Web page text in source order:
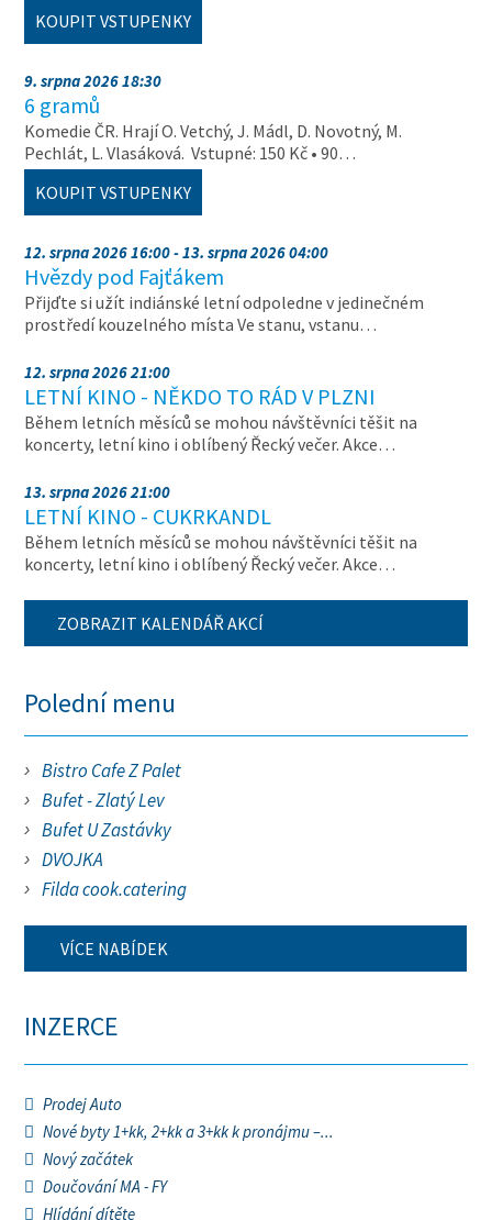
KOUPIT VSTUPENKY
9. srpna 2026 18:30
6 gramů
Komedie ČR. Hrají O. Vetchý, J. Mádl, D. Novotný, M.
Pechlát, L. Vlasáková. Vstupné: 150 Kč • 90…
KOUPIT VSTUPENKY
12. srpna 2026 16:00 - 13. srpna 2026 04:00
Hvězdy pod Fajťákem
Přijďte si užít indiánské letní odpoledne v jedinečném
prostředí kouzelného místa Ve stanu, vstanu…
12. srpna 2026 21:00
LETNÍ KINO - NĚKDO TO RÁD V PLZNI
Během letních měsíců se mohou návštěvníci těšit na
koncerty, letní kino i oblíbený Řecký večer. Akce…
13. srpna 2026 21:00
LETNÍ KINO - CUKRKANDL
Během letních měsíců se mohou návštěvníci těšit na
koncerty, letní kino i oblíbený Řecký večer. Akce…
ZOBRAZIT KALENDÁŘ AKCÍ
Polední menu
Bistro Cafe Z Palet
Bufet - Zlatý Lev
Bufet U Zastávky
DVOJKA
Filda cook.catering
VÍCE NABÍDEK
INZERCE
Prodej Auto
Nové byty 1+kk, 2+kk a 3+kk k pronájmu –...
Nový začátek
Doučování MA - FY
Hlídání dítěte